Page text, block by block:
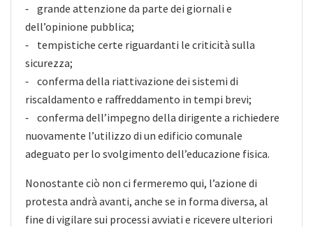
⁃ grande attenzione da parte dei giornali e
dell’opinione pubblica;
⁃ tempistiche certe riguardanti le criticità sulla
sicurezza;
⁃ conferma della riattivazione dei sistemi di
riscaldamento e raffreddamento in tempi brevi;
⁃ conferma dell’impegno della dirigente a richiedere
nuovamente l’utilizzo di un edificio comunale
adeguato per lo svolgimento dell’educazione fisica.
Nonostante ciò non ci fermeremo qui, l’azione di
protesta andrà avanti, anche se in forma diversa, al
fine di vigilare sui processi avviati e ricevere ulteriori